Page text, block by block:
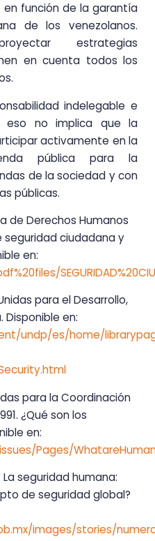
función de la garantía
de los venezolanos.
estrategias
en cuenta todos los
indelegable e
eso no implica que la
activamente en la
pública para la
de la sociedad y con
públicas.
de Derechos Humanos
seguridad ciudadana y
en:
para el Desarrollo,
Disponible en:
undp/es/home/
para la Coordinación
¿Qué son los
en:
Pages/
La seguridad humana:
de seguridad global?
images/stories/